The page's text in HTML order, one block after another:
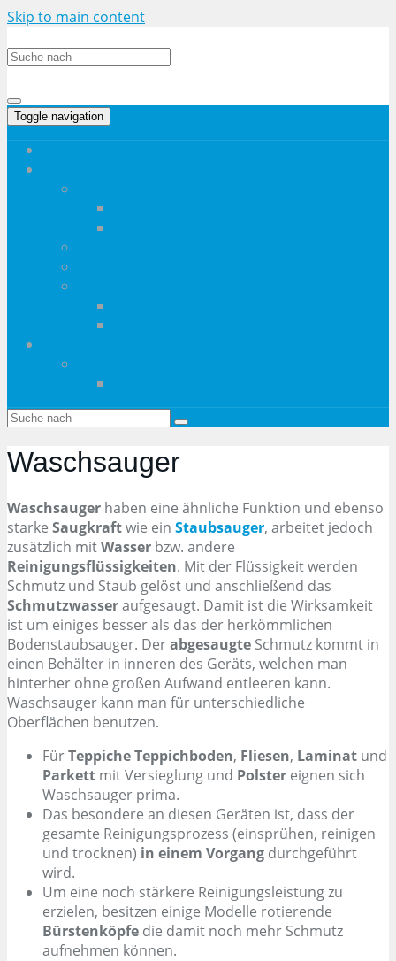
Skip to main content
Toggle navigation
Waschsauger
Waschsauger haben eine ähnliche Funktion und ebenso
starke Saugkraftwie ein Staubsauger, arbeitet jedoch
zusätzlich mitWasser bzw. andere
Reinigungsflüssigkeiten. Mit der Flüssigkeit werden
Schmutz und Staub gelöst und anschließend das
Schmutzwasseraufgesaugt. Damit ist die Wirksamkeit
ist um einiges besser als das der herkömmlichen
Bodenstaubsauger. Derabgesaugte Schmutz kommt in
einen Behälter in inneren des Geräts, welchen man
hinterher ohne großen Aufwand entleeren kann.
Waschsauger kann man für unterschiedliche
Oberflächen benutzen.
FürTeppicheTeppichboden, Fliesen, Laminat und
Parkett mit Versieglung und Polster eignen sich
Waschsauger prima.
Das besondere an diesen Geräten ist, dass der
gesamte Reinigungsprozess (einsprühen, reinigen
und trocknen) in einem Vorgang durchgeführt
wird.
Um eine noch stärkere Reinigungsleistung zu
erzielen, besitzen einige Modelle rotierende
Bürstenköpfe die damit noch mehr Schmutz
aufnehmen können.